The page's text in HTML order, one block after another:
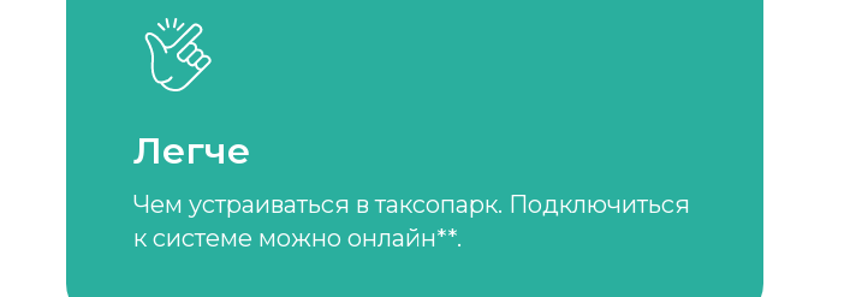
Легче
Чем устраиваться в таксопарк. Подключиться
к системе можно онлайн**.